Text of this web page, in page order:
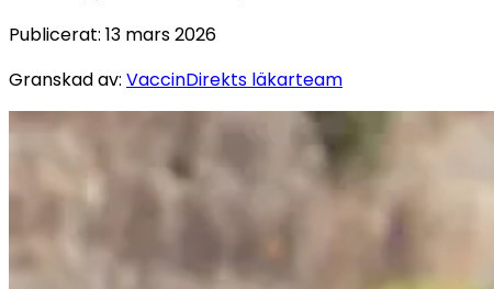
Publicerat: 13 mars 2026
Granskad av: VaccinDirekts läkarteam